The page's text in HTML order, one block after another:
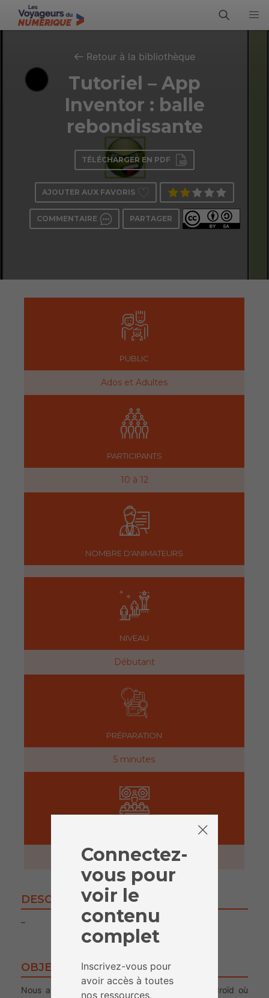
Retour à la bibliothèque
Tutoriel – App
Inventor : balle
rebondissante
TÉLÉCHARGER EN PDF
AJOUTER AUX FAVORIS
COMMENTAIRE PARTAGER
PUBLIC
Ados et Adultes
PARTICIPANTS
10 à 12
NOMBRE D'ANIMATEURS
NIVEAU
Débutant
PRÉPARATION
5 minutes
30 minutes
DESCRIPTION
–
OBJECTIFS
Nous allons ici réaliser une application pour Androïd où
Connectez-
vous pour
voir le
contenu
complet
Inscrivez-vous pour
avoir accès à toutes
nos ressources,